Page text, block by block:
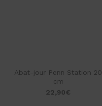
Abat-jour Penn Station 20
cm
22,90€